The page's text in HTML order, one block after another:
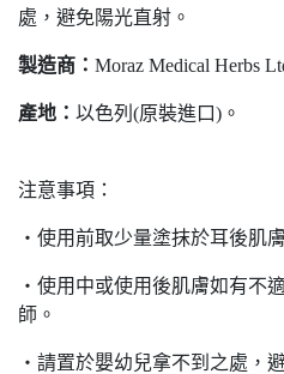
處，避免陽光直射。
製造商： Moraz Medical Herbs
產地： 以色列(原裝進口)。
注意事項：
‧使用前取少量塗抹於耳後肌
‧使用中或使用後肌膚如有不
師。
‧請置於嬰幼兒拿不到之處，